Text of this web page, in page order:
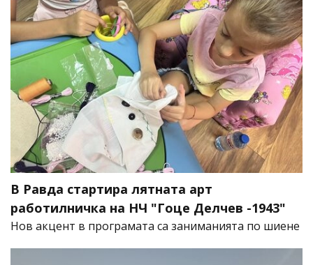
В Равда стартира лятната арт
работилничка на НЧ "Гоце Делчев -1943"
Нов акцент в програмата са заниманията по шиене